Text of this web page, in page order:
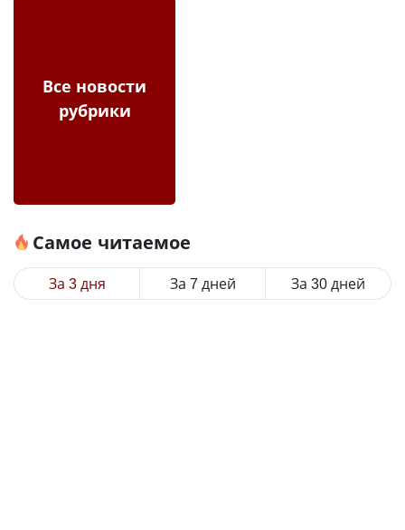
Все новости
рубрики
Самое читаемое
За 3 дня За 7 дней За 30 дней